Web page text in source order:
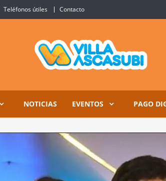
Teléfonos útiles Contacto
NOTICIAS EVENTOS PAGO